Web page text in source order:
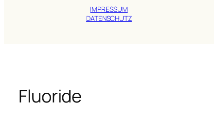
IMPRESSUM
DATENSCHUTZ
Fluoride